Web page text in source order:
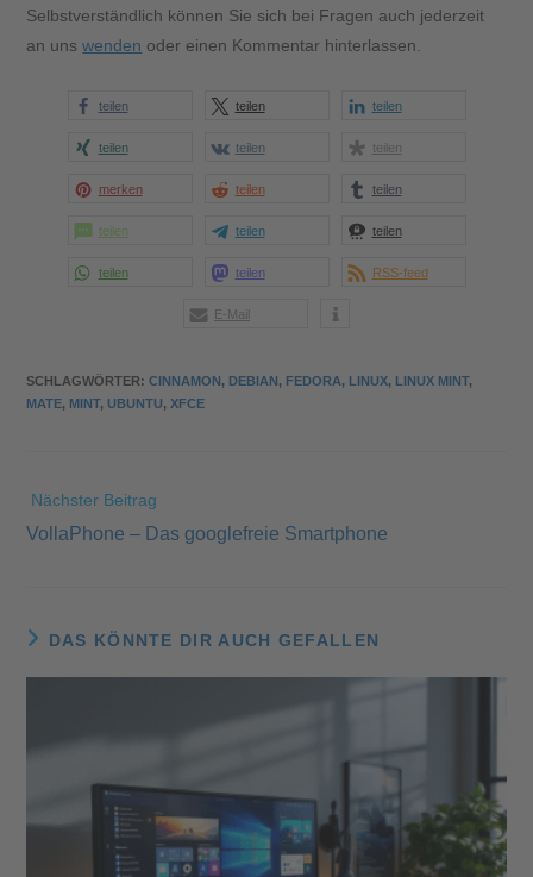
Selbstverständlich können Sie sich bei Fragen auch jederzeit
an unswenden oder einen Kommentar hinterlassen.
teilen teilen teilen
teilen teilen teilen
merken teilen teilen
teilen teilen teilen
teilen teilen RSS-feed
E-Mail
SCHLAGWÖRTER:CINNAMON , DEBIAN , FEDORA, LINUX, LINUX MINT,
MATE, MINT, UBUNTU , XFCE
Nächster Beitrag
VollaPhone – Das googlefreie Smartphone
DAS KÖNNTE DIR AUCH GEFALLEN